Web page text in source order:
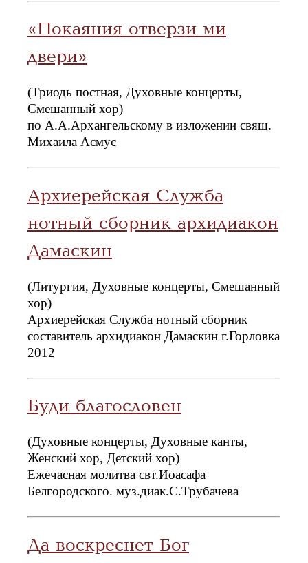
«Покаяния отверзи ми
двери»
(Триодь постная, Духовные концерты,
Смешанный хор)
по А.А.Архангельскому в изложении свящ.
Михаила Асмус
Архиерейская Служба
нотный сборник архидиакон
Дамаскин
(Литургия, Духовные концерты, Смешанный
хор)
Архиерейская Служба нотный сборник
составитель архидиакон Дамаскин г.Горловка
2012
Буди благословен
(Духовные концерты, Духовные канты,
Женский хор, Детский хор)
Ежечасная молитва свт.Иоасафа
Белгородского. муз.диак.С.Трубачева
Да воскреснет Бог